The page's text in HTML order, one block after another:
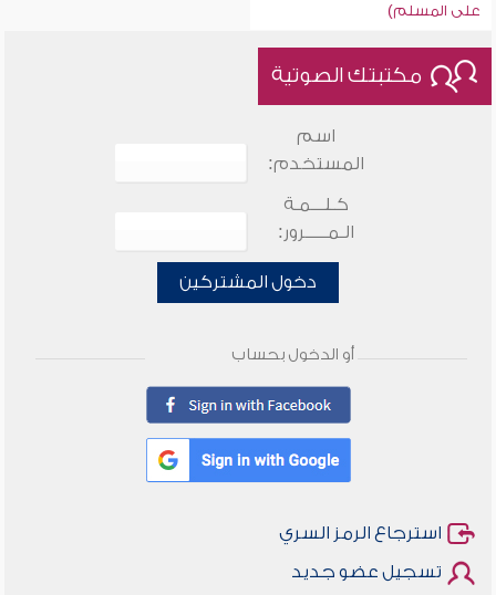
على المسلم)
مكتبتك الصوتية
اسم
المستخدم:
كـلـــمـة
الـمـــــرور:
دخول المشتركين
أو الدخول بحساب
استرجاع الرمز السري
تسجيل عضو جديد